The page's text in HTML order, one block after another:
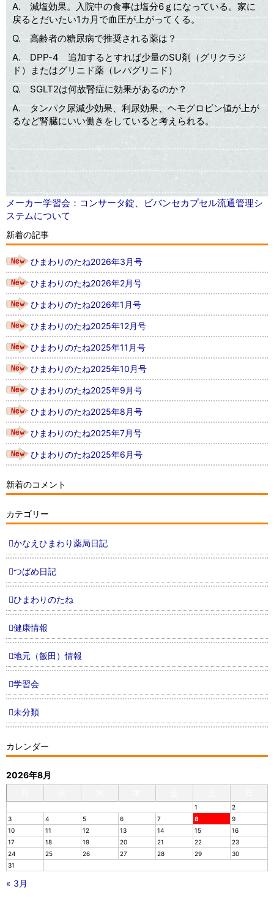
A. 減塩効果。入院中の食事は塩分6ｇになっている。家に
戻るとだいたい1カ月で血圧が上がってくる。
Q. 高齢者の糖尿病で推奨される薬は？
A. DPP-4 追加するとすれば少量のSU剤（グリクラジ
ド）またはグリニド薬（レパグリニド）
Q. SGLT2は何故腎症に効果があるのか？
A. タンパク尿減少効果、利尿効果、ヘモグロビン値が上が
るなど腎臓にいい働きをしていると考えられる。
メーカー学習会：コンサータ錠、ビバンセカプセル流通管理シ
ステムについて
新着の記事
ひまわりのたね2026年3月号
ひまわりのたね2026年2月号
ひまわりのたね2026年1月号
ひまわりのたね2025年12月号
ひまわりのたね2025年11月号
ひまわりのたね2025年10月号
ひまわりのたね2025年9月号
ひまわりのたね2025年8月号
ひまわりのたね2025年7月号
ひまわりのたね2025年6月号
新着のコメント
カテゴリー
かなえひまわり薬局日記
つばめ日記
ひまわりのたね
健康情報
地元（飯田）情報
学習会
未分類
カレンダー
2026年8月
1
2
3
4 5 6 7 8
9
10
11 12 13 14 15
16
17
18 19 20 21 22
23
24
25 26 27 28 29
30
31
« 3月